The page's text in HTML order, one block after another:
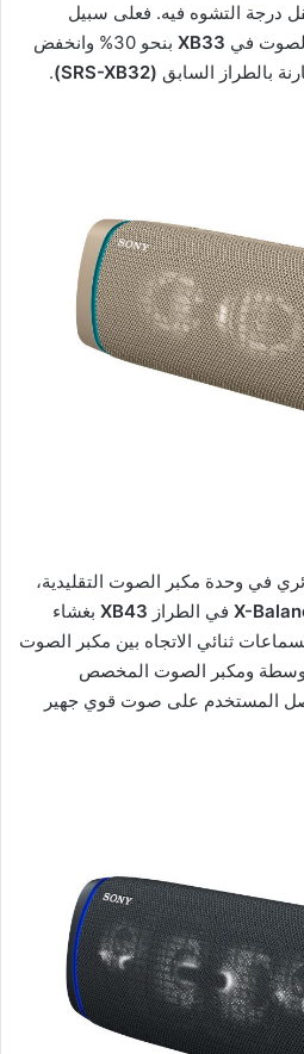
درجة التشوه فيه. فعلى سبيل
في XB33
بنحو 30% وانخفض
(SRS-XB32)
.
في وحدة مكبر الصوت التقليدية،
X- في الطراز XB43 بغشاء
ثنائي الاتجاه بين مكبر الصوت
ومكبر الصوت المخصص
المستخدم على صوت قوي جهير